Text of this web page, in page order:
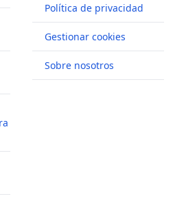
Política de privacidad
Gestionar cookies
Sobre nosotros